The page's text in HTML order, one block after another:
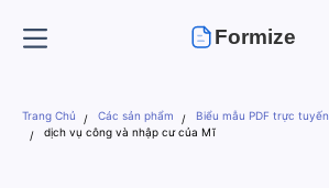
Formize
Trang Chủ Các sản phẩm Biểu mẫu PDF trực tuyến
dịch vụ công và nhập cư của Mĩ